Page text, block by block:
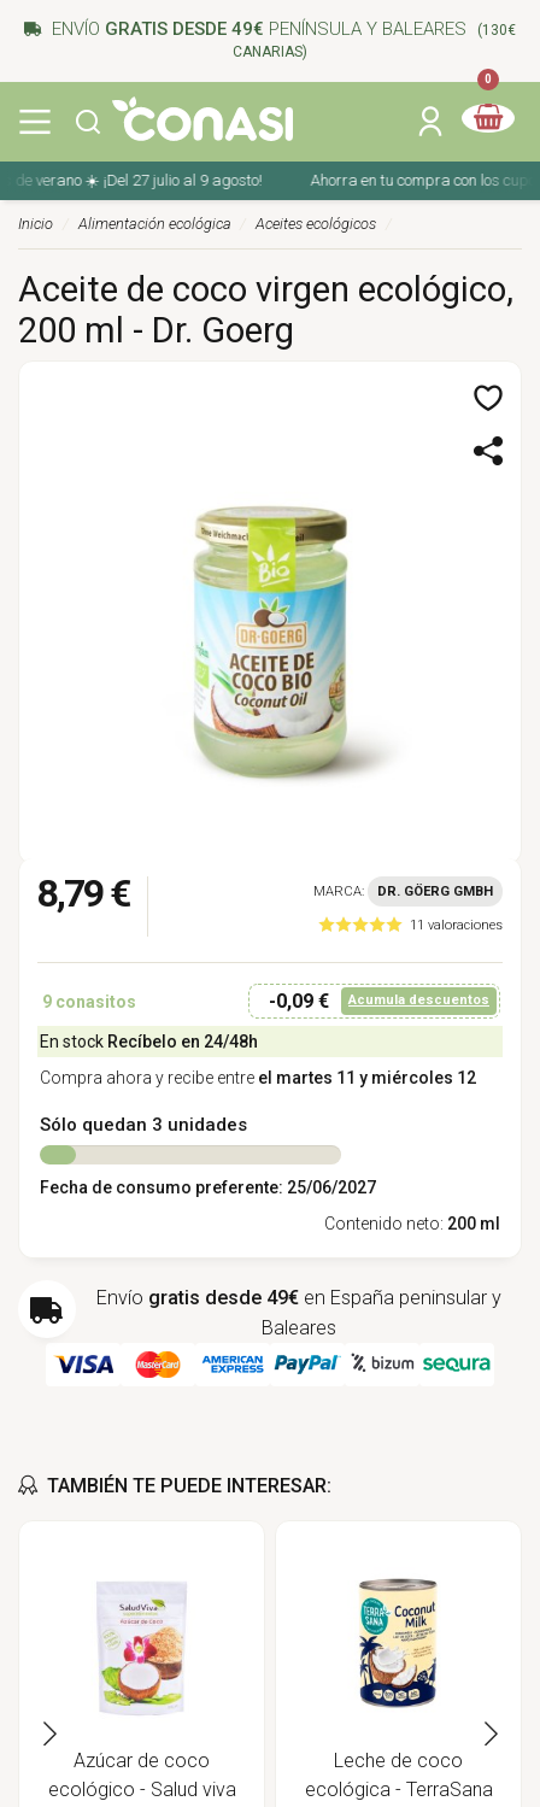
ENVÍO GRATIS DESDE 49€ PENÍNSULA Y BALEARES
(130€
CANARIAS)
0
☀️ ¡Del 27 julio al 9 agosto! Ahorra en tu compra con los cupones
Inicio Alimentación ecológica Aceites ecológicos
Aceite de coco virgen ecológico,
200 ml - Dr. Goerg
8,79 € MARCA: DR. GÖERG GMBH
11 valoraciones
9 conasitos -0,09 € Acumula descuentos
En stock Recíbelo en 24/48h
Compra ahora y recibe entre el martes 11 y miércoles 12
Sólo quedan 3 unidades
Fecha de consumo preferente: 25/06/2027
Contenido neto: 200 ml
Envío gratis desde 49€ en España peninsular y
Baleares
TAMBIÉN TE PUEDE INTERESAR:
Azúcar de coco
ecológico - Salud viva
Leche de coco
ecológica - TerraSana